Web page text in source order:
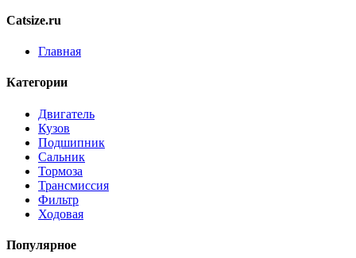
Catsize.ru
Главная
Категории
Двигатель
Кузов
Подшипник
Сальник
Тормоза
Трансмиссия
Фильтр
Ходовая
Популярное